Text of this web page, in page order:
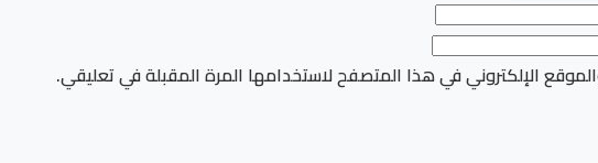
الإلكتروني في هذا المتصفح لاستخدامها المرة المقبلة في تعليقي.